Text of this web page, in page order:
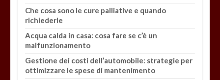
Che cosa sono le cure palliative e quando
richiederle
Acqua calda in casa: cosa fare se c’è un
malfunzionamento
Gestione dei costi dell’automobile: strategie per
ottimizzare le spese di mantenimento